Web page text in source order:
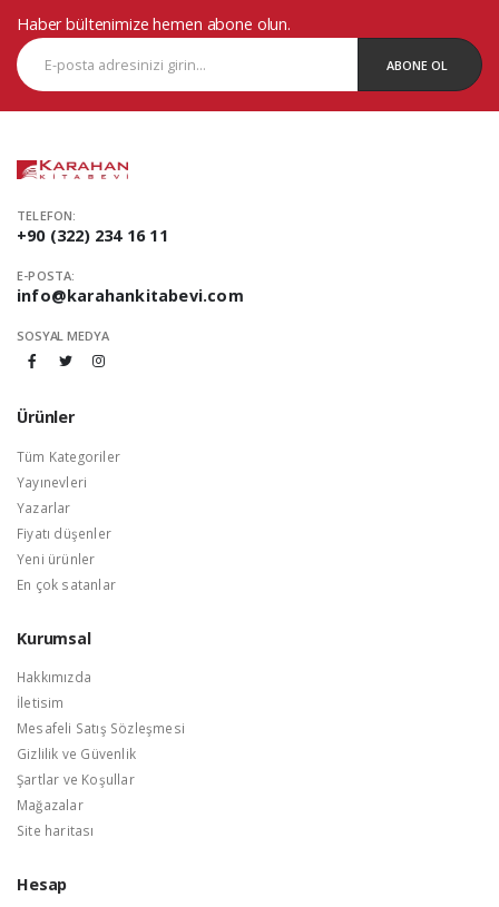
Haber bültenimize hemen abone olun.
ABONE OL
TELEFON:
+90 (322) 234 16 11
E-POSTA:
info@karahankitabevi.com
SOSYAL MEDYA
Ürünler
Tüm Kategoriler
Yayınevleri
Yazarlar
Fiyatı düşenler
Yeni ürünler
En çok satanlar
Kurumsal
Hakkımızda
İletisim
Mesafeli Satış Sözleşmesi
Gizlilik ve Güvenlik
Şartlar ve Koşullar
Mağazalar
Site haritası
Hesap